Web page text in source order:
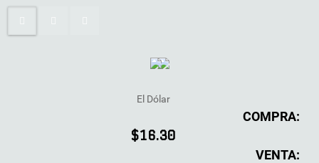
El Dólar
COMPRA:
$16.30
VENTA: